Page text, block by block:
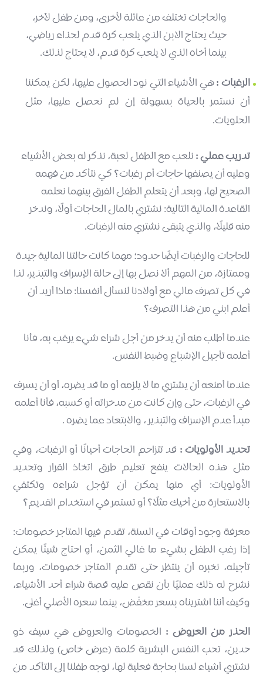
والحاجات تختلف من عائلة لأخرى، ومن طفل لآخر،
حيث يحتاج الابن الذي يلعب كرة قدم لحذاء رياضي،
بينما أخاه الذي لا يلعب كرة قدم، لا يحتاج لذلك.
الرغبات :هي الأشياء التي نود الحصول عليها، لكن يمكننا
أن نستمر بالحياة بسهولة إن لم نحصل عليها، مثل
الحلويات.
تدريب عملي :نلعب مع الطفل لعبة، نذكر له بعض الأشياء
وعليه أن يصنفها حاجات أم رغبات؟ كي نتأكد من فهمه
الصحيح لها، وبعد أن يتعلم الطفل الفرق بينهما نعلمه
القاعدة المالية التالية: نشتري بالمال الحاجات أولًا، وندخر
منه قليلًا، والذي يتبقى نشتري منه الرغبات.
للحاجات والرغبات أيضًا حدود؛ مهما كانت حالتنا المالية جيدة
وممتازة، من المهم ألا نصل بها إلى حالة الإسراف والتبذير، لذا
في كل تصرف مالي مع أولادنا لنسأل أنفسنا: ماذا أريد أن
أعلم ابني من هذا التصرف؟
عندما أطلب منه أن يدخر من أجل شراء شيء يرغب به، فأنا
أعلمه تأجيل الإشباع وضبط النفس.
عندما أمنعه أن يشتري ما لا يلزمه أو ما قد يضره، أو أن يسرف
في الرغبات، حتى وإن كانت من مدخراته أو كسبه، فأنا أعلمه
مبدأ عدم الإسراف والتبذير ، والابتعاد عما يضره .
تحديد الأولويات : قد تتزاحم الحاجات أحيانًا أو الرغبات، وفي
مثل هذه الحالات ينفع تعليم طرق اتخاذ القرار وتحديد
الأولويات: أي منها يمكن أن تؤجل شراءه وتكتفي
بالاستعارة من أخيك مثلًا؟ أو تستمر في استخدام القديم؟
معرفة وجود أوقات في السنة، تقدم فيها المتاجر خصومات:
إذا رغب الطفل بشيء ما غالي الثمن، أو احتاج شيئًا يمكن
تأجيله، نخبره أن ينتظر حتى تقدم المتاجر خصومات، وربما
نشرح له ذلك عمليًا بأن نقص عليه قصة شراء أحد الأشياء،
وكيف أننا اشتريناه بسعر مخفّض، بينما سعره الأصلي أغلى.
الحذر من العروض : الخصومات والعروض هي سيف ذو
حدين، تحب النفس البشرية كلمة (عرض خاص) ولذلك قد
نشتري أشياء لسنا بحاجة فعلية لها، نوجه طفلنا إلى التأكد من